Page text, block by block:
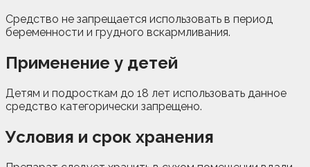
Средство не запрещается использовать в период
беременности и грудного вскармливания.
Применение у детей
Детям и подросткам до 18 лет использовать данное
средство категорически запрещено.
Условия и срок хранения